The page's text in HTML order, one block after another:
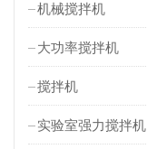
机械搅拌机
大功率搅拌机
搅拌机
实验室强力搅拌机